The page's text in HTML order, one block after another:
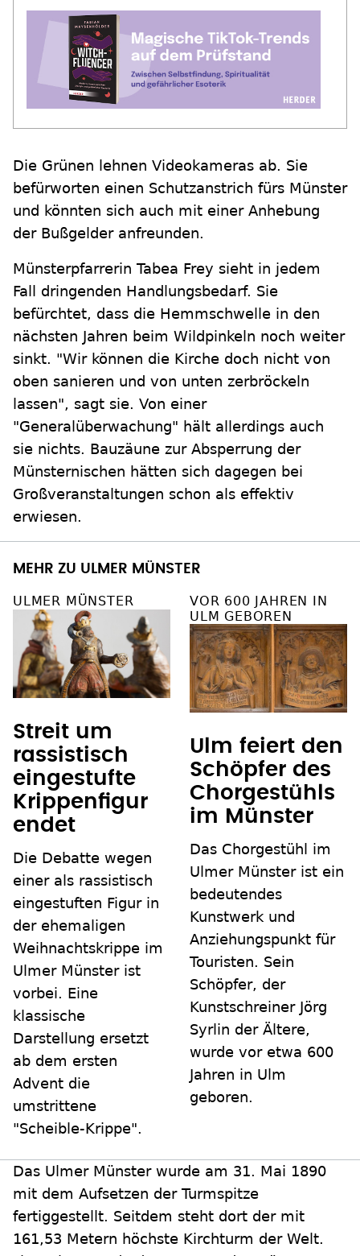
Die Grünen lehnen Videokameras ab. Sie
befürworten einen Schutzanstrich fürs Münster
und könnten sich auch mit einer Anhebung
der Bußgelder anfreunden.
Münsterpfarrerin Tabea Frey sieht in jedem
Fall dringenden Handlungsbedarf. Sie
befürchtet, dass die Hemmschwelle in den
nächsten Jahren beim Wildpinkeln noch weiter
sinkt. "Wir können die Kirche doch nicht von
oben sanieren und von unten zerbröckeln
lassen", sagt sie. Von einer
"Generalüberwachung" hält allerdings auch
sie nichts. Bauzäune zur Absperrung der
Münsternischen hätten sich dagegen bei
Großveranstaltungen schon als effektiv
erwiesen.
MEHR ZU ULMER MÜNSTER
ULMER MÜNSTER
Streit um
rassistisch
eingestufte
Krippenfigur
endet
Die Debatte wegen
einer als rassistisch
eingestuften Figur in
der ehemaligen
Weihnachtskrippe im
Ulmer Münster ist
vorbei. Eine
klassische
Darstellung ersetzt
ab dem ersten
Advent die
umstrittene
"Scheible-Krippe".
VOR 600 JAHREN IN
ULM GEBOREN
Ulm feiert den
Schöpfer des
Chorgestühls
im Münster
Das Chorgestühl im
Ulmer Münster ist ein
bedeutendes
Kunstwerk und
Anziehungspunkt für
Touristen. Sein
Schöpfer, der
Kunstschreiner Jörg
Syrlin der Ältere,
wurde vor etwa 600
Jahren in Ulm
geboren.
Das Ulmer Münster wurde am 31. Mai 1890
mit dem Aufsetzen der Turmspitze
fertiggestellt. Seitdem steht dort der mit
161,53 Metern höchste Kirchturm der Welt.